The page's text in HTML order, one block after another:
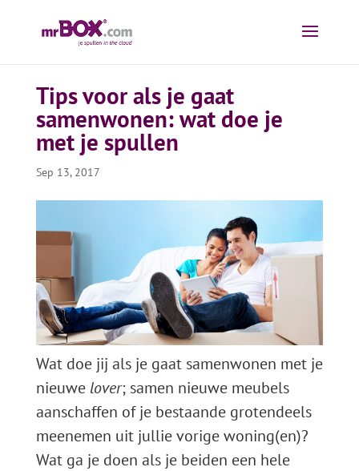
Tips voor als je gaat
samenwonen: wat doe je
met je spullen
Sep 13, 2017
Wat doe jij als je gaat samenwonen met je
nieuwe lover; samen nieuwe meubels
aanschaffen of je bestaande grotendeels
meenemen uit jullie vorige woning(en)?
Wat ga je doen als je beiden een hele